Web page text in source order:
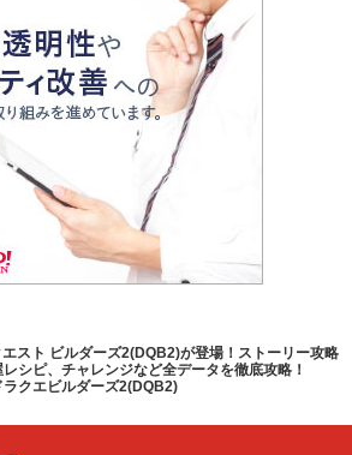
スト ビルダーズ2(DQB2)が登場！ストーリー攻略
シピ、チャレンジなど全データを徹底攻略！
ラクエビルダーズ2(DQB2)